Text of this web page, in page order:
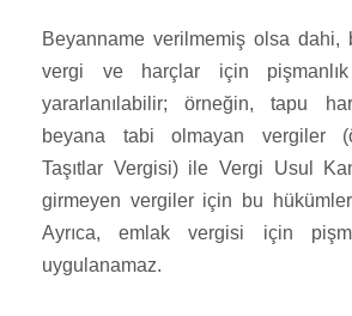
Beyanname verilmemiş olsa dahi,
vergi ve harçlar için pişmanlık
yararlanılabilir; örneğin, tapu
beyana tabi olmayan vergiler
Taşıtlar Vergisi) ile Vergi Usul
girmeyen vergiler için bu
Ayrıca, emlak vergisi için
uygulanamaz.